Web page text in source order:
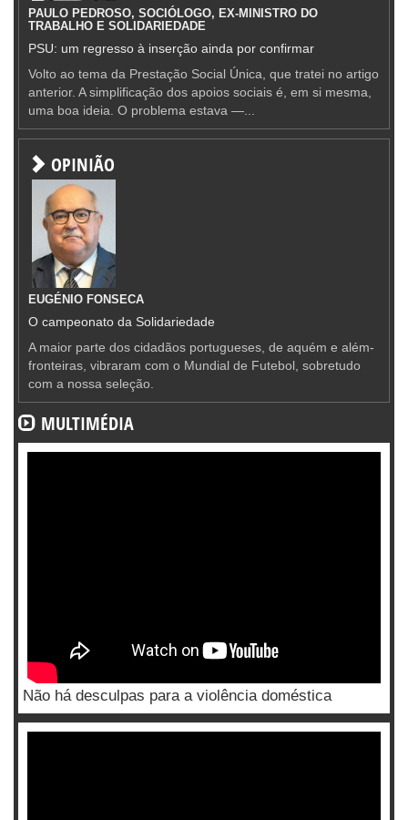
PAULO PEDROSO, SOCIÓLOGO, EX-MINISTRO DO
TRABALHO E SOLIDARIEDADE
PSU: um regresso à inserção ainda por confirmar
Volto ao tema da Prestação Social Única, que tratei no artigo
anterior. A simplificação dos apoios sociais é, em si mesma,
uma boa ideia. O problema estava —...
OPINIÃO
EUGÉNIO FONSECA
O campeonato da Solidariedade
A maior parte dos cidadãos portugueses, de aquém e além-
fronteiras, vibraram com o Mundial de Futebol, sobretudo
com a nossa seleção.
MULTIMÉDIA
Não há desculpas para a violência doméstica